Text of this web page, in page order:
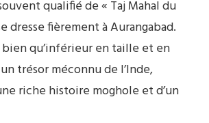
qualifié de « Taj Mahal du
dresse fièrement à Aurangabad.
qu’inférieur en taille et en
trésor méconnu de l’Inde,
riche histoire moghole et d’un